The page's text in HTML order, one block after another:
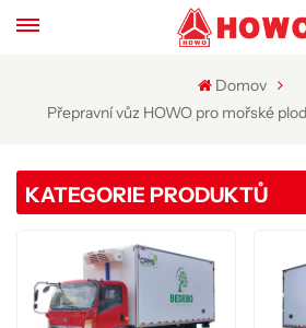
Domov
Přepravní vůz HOWO pro mořské
KATEGORIE PRODUKTŮ